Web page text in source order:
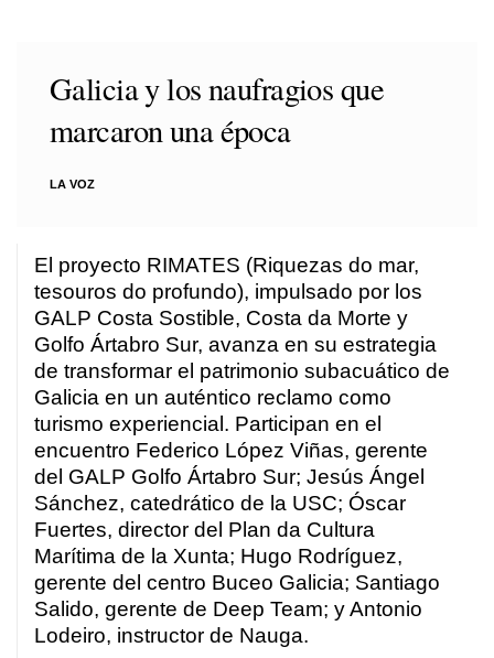
Galicia y los naufragios que
marcaron una época
LA VOZ
El proyecto RIMATES (Riquezas do mar,
tesouros do profundo), impulsado por los
GALP Costa Sostible, Costa da Morte y
Golfo Ártabro Sur, avanza en su estrategia
de transformar el patrimonio subacuático de
Galicia en un auténtico reclamo como
turismo experiencial. Participan en el
encuentro Federico López Viñas, gerente
del GALP Golfo Ártabro Sur; Jesús Ángel
Sánchez, catedrático de la USC; Óscar
Fuertes, director del Plan da Cultura
Marítima de la Xunta; Hugo Rodríguez,
gerente del centro Buceo Galicia; Santiago
Salido, gerente de Deep Team; y Antonio
Lodeiro, instructor de Nauga.